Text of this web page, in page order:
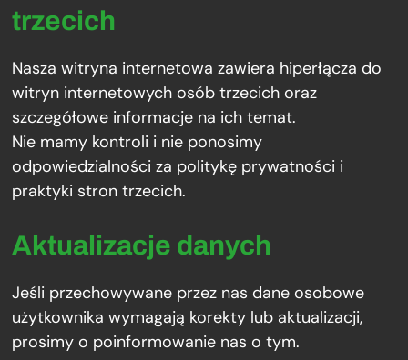
trzecich
Nasza witryna internetowa zawiera hiperłącza do
witryn internetowych osób trzecich oraz
szczegółowe informacje na ich temat.
Nie mamy kontroli i nie ponosimy
odpowiedzialności za politykę prywatności i
praktyki stron trzecich.
Aktualizacje danych
Jeśli przechowywane przez nas dane osobowe
użytkownika wymagają korekty lub aktualizacji,
prosimy o poinformowanie nas o tym.